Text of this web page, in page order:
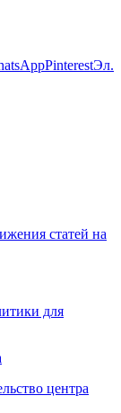
PinterestЭл.
статей на
для
центра